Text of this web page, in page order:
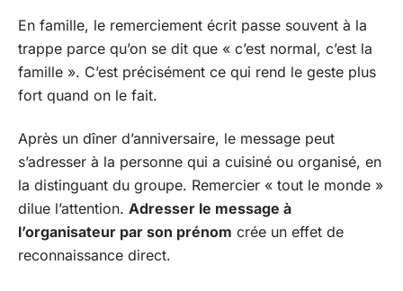
En famille, le remerciement écrit passe souvent à la
trappe parce qu’on se dit que « c’est normal, c’est la
famille ». C’est précisément ce qui rend le geste plus
fort quand on le fait.
Après un dîner d’anniversaire, le message peut
s’adresser à la personne qui a cuisiné ou organisé, en
la distinguant du groupe. Remercier « tout le monde »
dilue l’attention. Adresser le message à
l’organisateur par son prénom crée un effet de
reconnaissance direct.